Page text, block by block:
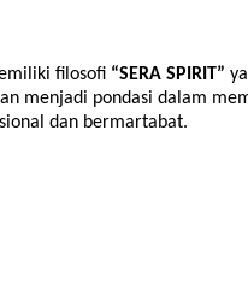
filosofi “SERA SPIRIT”
menjadi pondasi dalam
dan bermartabat.